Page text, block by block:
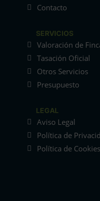
Contacto
SERVICIOS
Valoración de
Tasación Oficial
Otros Servicios
Presupuesto
LEGAL
Aviso Legal
Política de
Política de Cookies